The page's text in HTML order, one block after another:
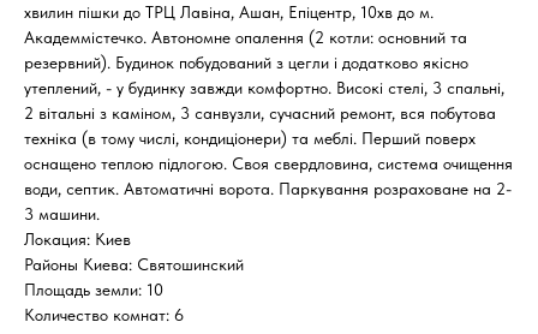
хвилин пішки до ТРЦ Лавіна, Ашан, Епіцентр, 10хв до м.
Академмістечко. Автономне опалення (2 котли: основний та
резервний). Будинок побудований з цегли і додатково якісно
утеплений, - у будинку завжди комфортно. Високі стелі, 3 спальні,
2 вітальні з каміном, 3 санвузли, сучасний ремонт, вся побутова
техніка (в тому числі, кондиціонери) та меблі. Перший поверх
оснащено теплою підлогою. Своя свердловина, система очищення
води, септик. Автоматичні ворота. Паркування розраховане на 2-
3 машини.
Локация: Киев
Районы Киева: Святошинский
Площадь земли: 10
Количество комнат: 6